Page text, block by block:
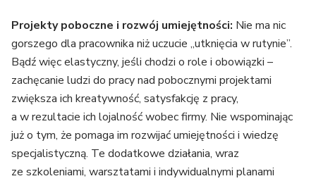
Projekty poboczne i rozwój umiejętności: Nie ma nic
gorszego dla pracownika niż uczucie „utknięcia w rutynie”.
Bądź więc elastyczny, jeśli chodzi o role i obowiązki –
zachęcanie ludzi do pracy nad pobocznymi projektami
zwiększa ich kreatywność, satysfakcję z pracy,
a w rezultacie ich lojalność wobec firmy. Nie wspominając
już o tym, że pomaga im rozwijać umiejętności i wiedzę
specjalistyczną. Te dodatkowe działania, wraz
ze szkoleniami, warsztatami i indywidualnymi planami